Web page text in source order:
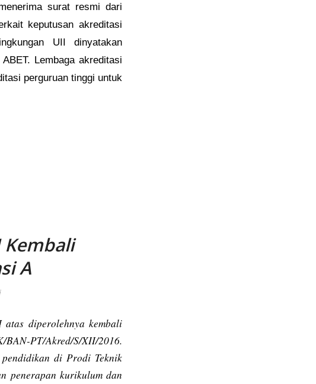
surat resmi dari
keputusan akreditasi
UII dinyatakan
ABET. Lembaga akreditasi
perguruan tinggi untuk
A
diperolehnya kembali
PT/Akred/S/XII/2016.
di Prodi Teknik
penerapan kurikulum dan